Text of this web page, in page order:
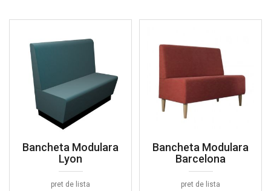
Bancheta Modulara
Lyon
pret de lista
Bancheta Modulara
Barcelona
pret de lista